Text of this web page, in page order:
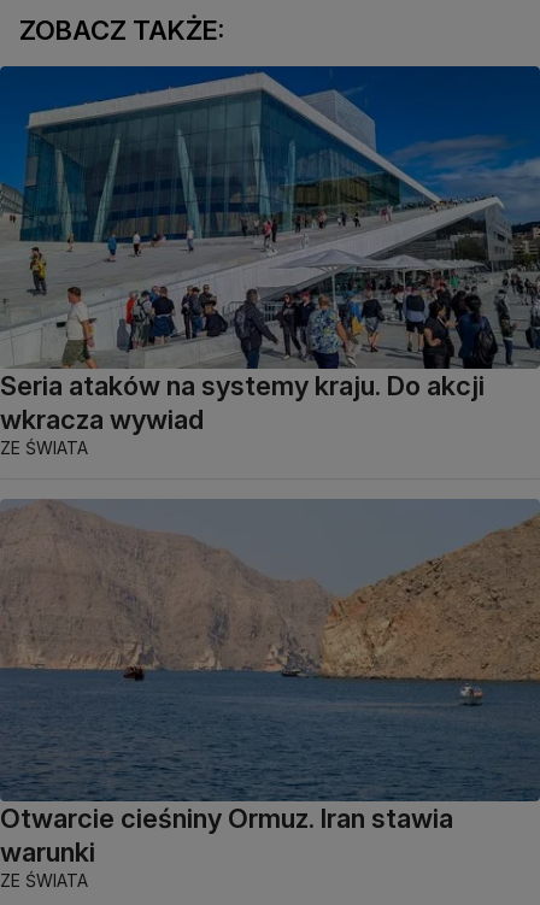
ZOBACZ TAKŻE:
Seria ataków na systemy kraju. Do akcji
wkracza wywiad
ZE ŚWIATA
Otwarcie cieśniny Ormuz. Iran stawia
warunki
ZE ŚWIATA